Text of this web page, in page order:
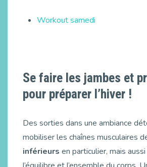
Workout samedi
Se faire les jambes et
pour préparer l’hiver !
Des sorties dans une ambiance
mobiliser les chaînes musculaires
inférieurs en particulier, mais